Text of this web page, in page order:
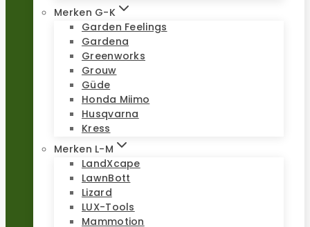
Merken G-K
Garden Feelings
Gardena
Greenworks
Grouw
Güde
Honda Miimo
Husqvarna
Kress
Merken L-M
LandXcape
LawnBott
Lizard
LUX-Tools
Mammotion